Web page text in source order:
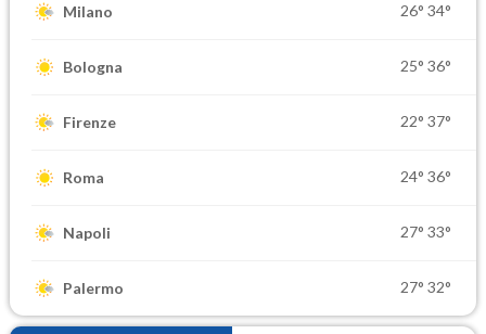
Milano 26° 34°
Bologna 25° 36°
Firenze 22° 37°
Roma 24° 36°
Napoli 27° 33°
Palermo 27° 32°